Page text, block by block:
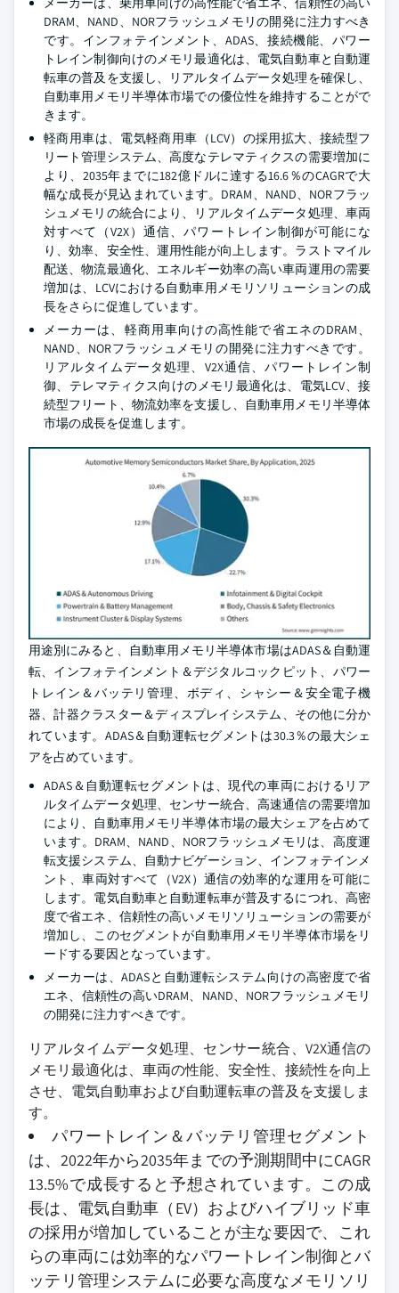
DRAM、NAND、NORフラッシュメモリの開発に注力すべき
です。インフォテインメント、ADAS、接続機能、パワー
トレイン制御向けのメモリ最適化は、電気自動車と自動運
転車の普及を支援し、リアルタイムデータ処理を確保し、
自動車用メモリ半導体市場での優位性を維持することがで
きます。
軽商用車は、電気軽商用車（LCV）の採用拡大、接続型フ
リート管理システム、高度なテレマティクスの需要増加に
より、2035年までに182億ドルに達する16.6％のCAGRで大
幅な成長が見込まれています。DRAM、NAND、NORフラッ
シュメモリの統合により、リアルタイムデータ処理、車両
対すべて（V2X）通信、パワートレイン制御が可能にな
り、効率、安全性、運用性能が向上します。ラストマイル
配送、物流最適化、エネルギー効率の高い車両運用の需要
増加は、LCVにおける自動車用メモリソリューションの成
長をさらに促進しています。
メーカーは、軽商用車向けの高性能で省エネのDRAM、
NAND、NORフラッシュメモリの開発に注力すべきです。
リアルタイムデータ処理、V2X通信、パワートレイン制
御、テレマティクス向けのメモリ最適化は、電気LCV、接
続型フリート、物流効率を支援し、自動車用メモリ半導体
市場の成長を促進します。
用途別にみると、自動車用メモリ半導体市場はADAS＆自動運
転、インフォテインメント＆デジタルコックピット、パワー
トレイン＆バッテリ管理、ボディ、シャシー＆安全電子機
器、計器クラスター＆ディスプレイシステム、その他に分か
れています。ADAS＆自動運転セグメントは30.3％の最大シェ
アを占めています。
ADAS＆自動運転セグメントは、現代の車両におけるリア
ルタイムデータ処理、センサー統合、高速通信の需要増加
により、自動車用メモリ半導体市場の最大シェアを占めて
います。DRAM、NAND、NORフラッシュメモリは、高度運
転支援システム、自動ナビゲーション、インフォテインメ
ント、車両対すべて（V2X）通信の効率的な運用を可能に
します。電気自動車と自動運転車が普及するにつれ、高密
度で省エネ、信頼性の高いメモリソリューションの需要が
増加し、このセグメントが自動車用メモリ半導体市場をリ
ードする要因となっています。
メーカーは、ADASと自動運転システム向けの高密度で省
エネ、信頼性の高いDRAM、NAND、NORフラッシュメモリ
の開発に注力すべきです。
リアルタイムデータ処理、センサー統合、V2X通信の
メモリ最適化は、車両の性能、安全性、接続性を向上
させ、電気自動車および自動運転車の普及を支援しま
す。
パワートレイン＆バッテリ管理セグメント
は、2022年から2035年までの予測期間中にCAGR
13.5%で成長すると予想されています。この成
長は、電気自動車（EV）およびハイブリッド車
の採用が増加していることが主な要因で、これ
らの車両には効率的なパワートレイン制御とバ
ッテリ管理システムに必要な高度なメモリソリ